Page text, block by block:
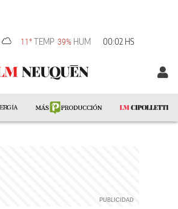
11°TEMP 39% HUM 00:02 HS